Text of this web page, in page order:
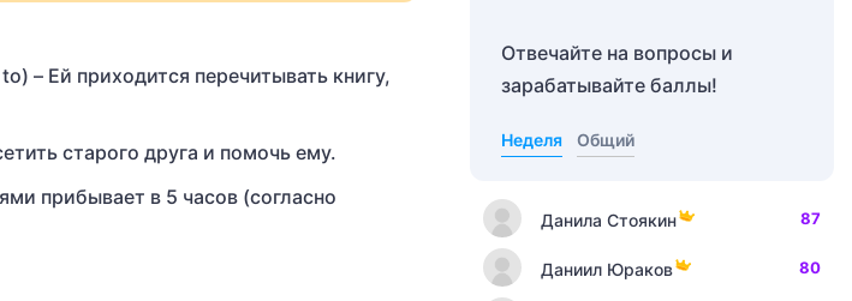
– Ей приходится перечитывать книгу,
старого друга и помочь ему.
прибывает в 5 часов (согласно
Отвечайте на вопросы и
зарабатывайте баллы!
Неделя Общий
Данила Стоякин 87
Даниил Юраков 80